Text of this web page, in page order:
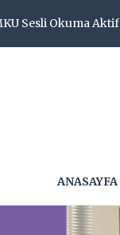
Sesli Okuma Aktif
ANASAYFA